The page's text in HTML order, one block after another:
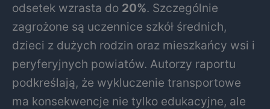
odsetek wzrasta do 20%. Szczególnie
zagrożone są uczennice szkół średnich,
dzieci z dużych rodzin oraz mieszkańcy wsi i
peryferyjnych powiatów. Autorzy raportu
podkreślają, że wykluczenie transportowe
ma konsekwencje nie tylko edukacyjne, ale